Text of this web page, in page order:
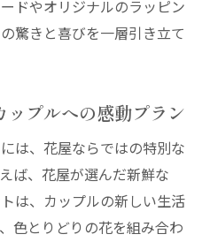
ドやオリジナルのラッピン
驚きと喜びを一層引き立て
プルへの感動プラン
は、花屋ならではの特別な
ば、花屋が選んだ新鮮な
は、カップルの新しい生活
色とりどりの花を組み合わ